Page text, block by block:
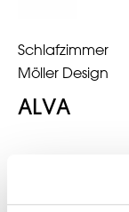
Schlafzimmer
Möller Design
ALVA